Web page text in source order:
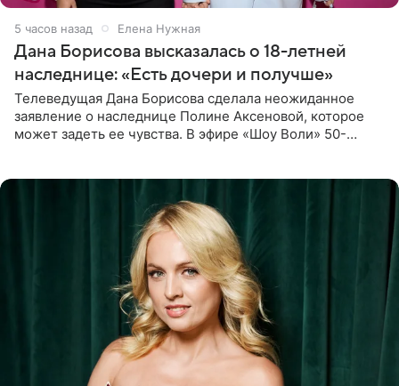
5 часов назад Елена Нужная
Дана Борисова высказалась о 18-летней
наследнице: «Есть дочери и получше»
Телеведущая Дана Борисова сделала неожиданное
заявление о наследнице Полине Аксеновой, которое
может задеть ее чувства. В эфире «Шоу Воли» 50-